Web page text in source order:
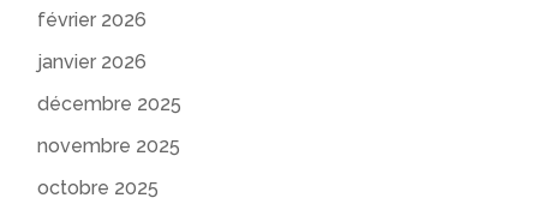
février 2026
janvier 2026
décembre 2025
novembre 2025
octobre 2025